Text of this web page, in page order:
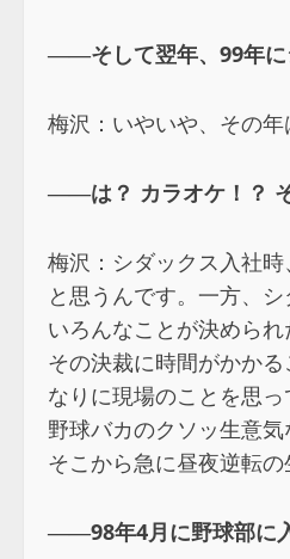
――そして翌年、99年に
梅沢：いやいや、その年
――は？ カラオケ！？
梅沢：シダックス入社
と思うんです。一方、
いろんなことが決めら
その決裁に時間がかか
なりに現場のことを思
野球バカのクソッ生意
そこから急に昼夜逆転の
――98年4月に野球部に